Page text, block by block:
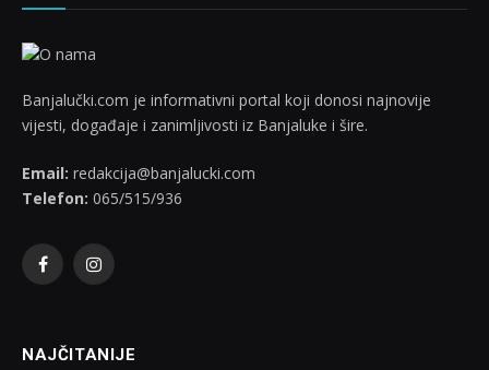
Banjalučki.com je informativni portal koji donosi najnovije
vijesti, događaje i zanimljivosti iz Banjaluke i šire.
Email: redakcija@banjalucki.com
Telefon: 065/515/936
FacebookInstagram
NAJČITANIJE